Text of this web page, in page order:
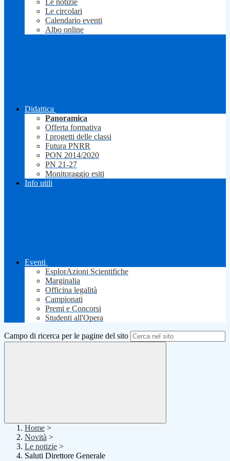
Le notizie
Le circolari
Calendario eventi
Albo online
Didattica
Panoramica
Offerta formativa
I progetti delle classi
Futura PNRR
PON 2014/2020
PN 21-27
Monitoraggio esiti
Info utili
Eventi
EsplorAzioni Scientifiche
Marginalia
Officina legalità
Campionati
Premi e Concorsi
Studenti all'Opera
Campo di ricerca per le pagine del sito
Home >
Novità >
Le notizie >
Saluti Direttore Generale